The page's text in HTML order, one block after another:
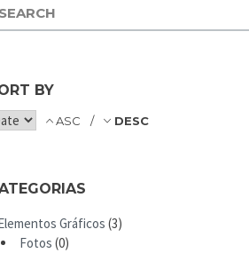
BY
ASC DESC
Gráficos (3)
Fotos (0)